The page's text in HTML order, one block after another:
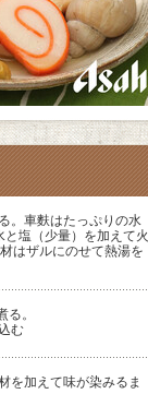
。車麩はたっぷりの水
塩（少量）を加えて火
はザルにのせて熱湯を
。
む
を加えて味が染みるま